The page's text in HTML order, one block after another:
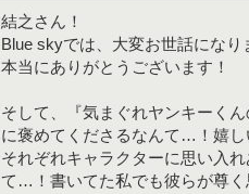
結之さん！
Blue skyでは、大変お世話にな
本当にありがとうございます！
そして、『気まぐれヤンキーく
に褒めてくださるなんて…！嬉し
それぞれキャラクターに思い入
て…！書いてた私でも彼らが尊